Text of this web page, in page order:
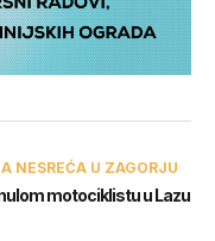
NESREĆA U ZAGORJU
motociklistu u Lazu